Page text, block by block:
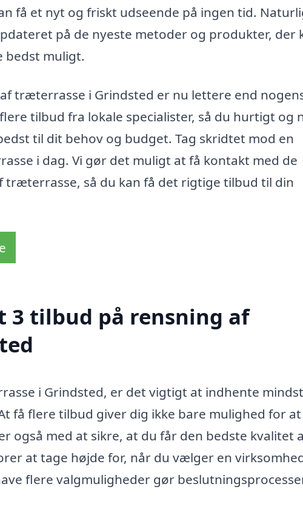
få et nyt og friskt udseende på ingen tid.
på de nyeste metoder og produkter, der
bedst muligt.
træterrasse i Grindsted er nu lettere end
tilbud fra lokale specialister, så du hurtigt og
til dit behov og budget. Tag skridtet mod en
i dag. Vi gør det muligt at få kontakt med de
træterrasse, så du kan få det rigtige tilbud til din
tilbud på rensning af
i Grindsted, er det vigtigt at indhente
få flere tilbud giver dig ikke bare mulighed for at
også med at sikre, at du får den bedste kvalitet
at tage højde for, når du vælger en
flere valgmuligheder gør